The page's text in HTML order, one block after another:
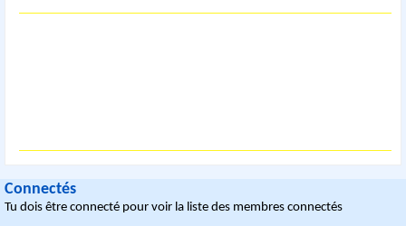
Connectés
Tu dois être connecté pour voir la liste des membres connectés